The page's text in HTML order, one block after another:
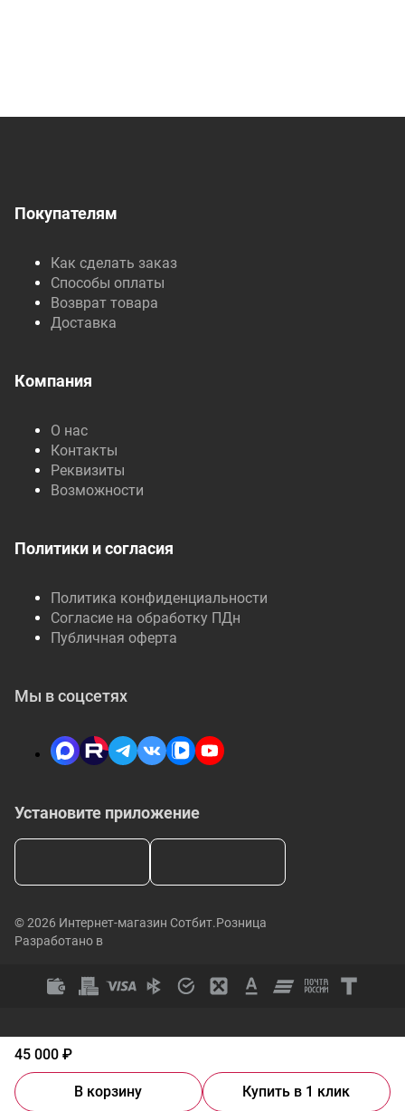
45 000 ₽
В корзину Купить в 1 клик
Покупателям
Как сделать заказ
Способы оплаты
Возврат товара
Доставка
Компания
О нас
Контакты
Реквизиты
Возможности
Политики и согласия
Политика конфиденциальности
Согласие на обработку ПДн
Публичная оферта
Установите приложение
Мы в соцсетях
© 2026 Интернет-магазин Сотбит.Розница
Разработано в